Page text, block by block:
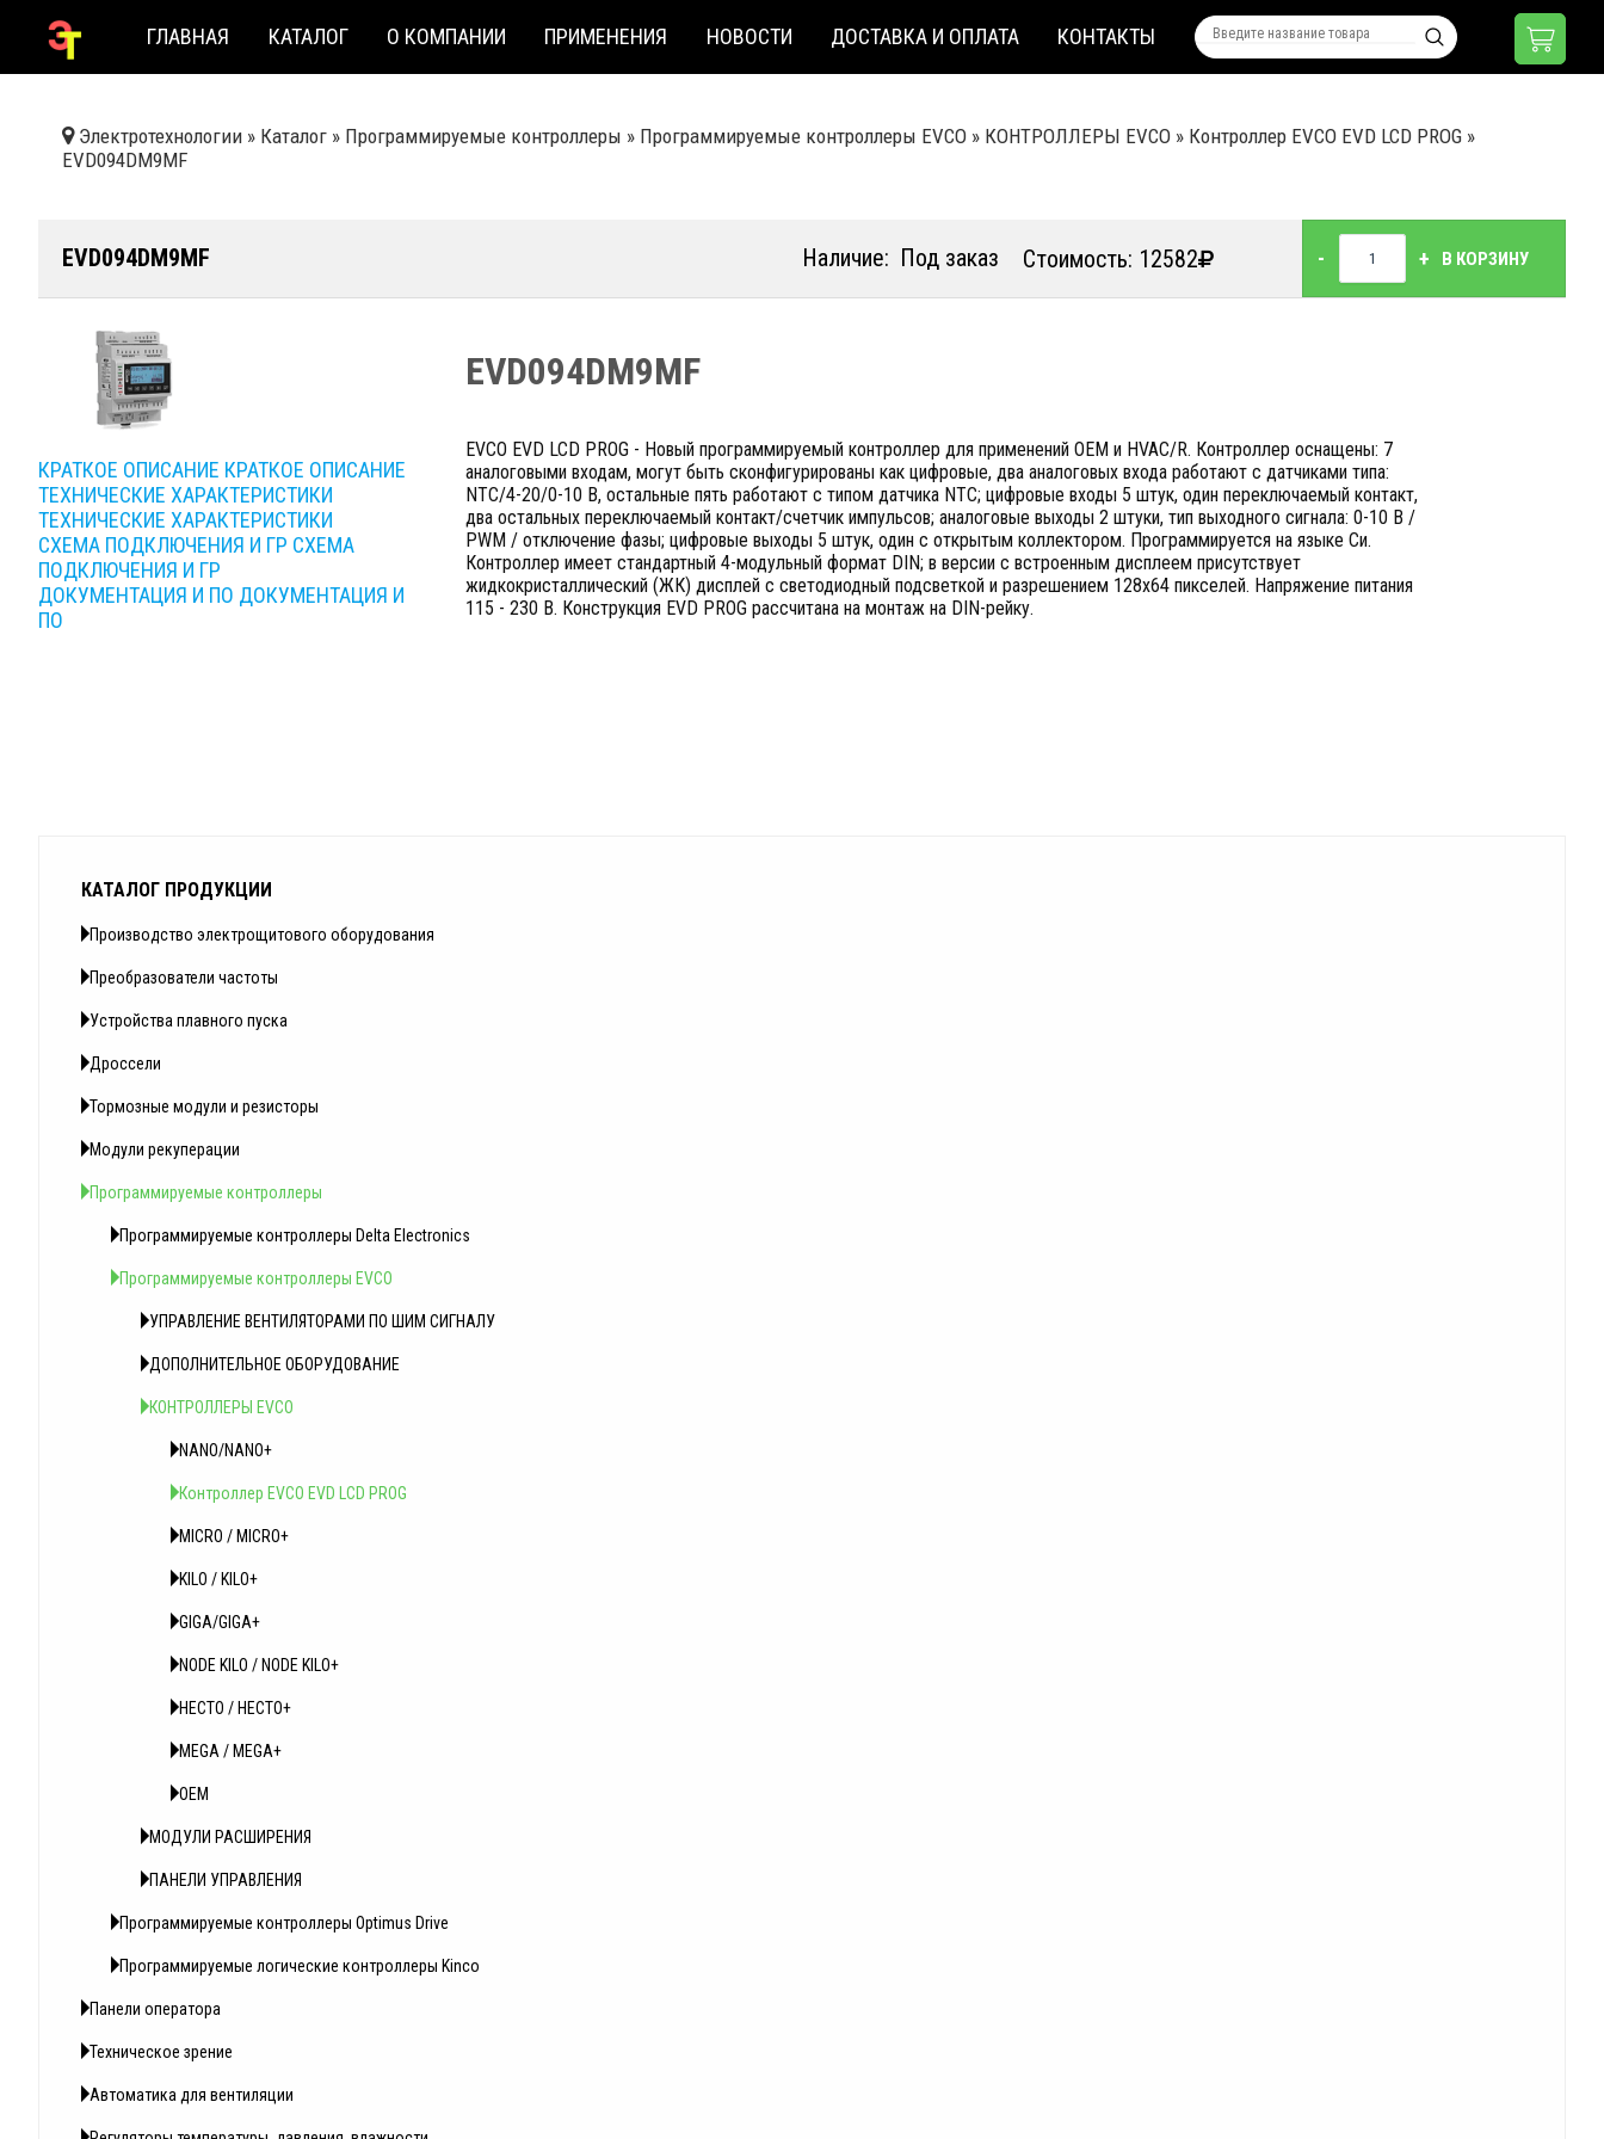
ГЛАВНАЯ КАТАЛОГ О КОМПАНИИ ПРИМЕНЕНИЯ НОВОСТИ ДОСТАВКА И ОПЛАТА КОНТАКТЫ
Электротехнологии » Каталог » Программируемые контроллеры » Программируемые контроллеры EVCO » КОНТРОЛЛЕРЫ EVCO » Контроллер EVCO EVD LCD PROG »
EVD094DM9MF
EVD094DM9MF Наличие: Под заказ Стоимость: 12582 - + В КОРЗИНУ
КРАТКОЕ ОПИСАНИЕ КРАТКОЕ ОПИСАНИЕ
ТЕХНИЧЕСКИЕ ХАРАКТЕРИСТИКИ
ТЕХНИЧЕСКИЕ ХАРАКТЕРИСТИКИ
СХЕМА ПОДКЛЮЧЕНИЯ И ГР СХЕМА
ПОДКЛЮЧЕНИЯ И ГР
ДОКУМЕНТАЦИЯ И ПО ДОКУМЕНТАЦИЯ И
ПО
EVD094DM9MF
EVCO EVD LCD PROG - Новый программируемый контроллер для применений OEM и HVAC/R. Контроллер оснащены: 7
аналоговыми входам, могут быть сконфигурированы как цифровые, два аналоговых входа работают с датчиками типа:
NTC/4-20/0-10 В, остальные пять работают с типом датчика NTC; цифровые входы 5 штук, один переключаемый контакт,
два остальных переключаемый контакт/счетчик импульсов; аналоговые выходы 2 штуки, тип выходного сигнала: 0-10 В /
PWM / отключение фазы; цифровые выходы 5 штук, один с открытым коллектором. Программируется на языке Си.
Контроллер имеет стандартный 4-модульный формат DIN; в версии с встроенным дисплеем присутствует
жидкокристаллический (ЖК) дисплей с светодиодный подсветкой и разрешением 128x64 пикселей. Напряжение питания
115 - 230 В. Конструкция EVD PROG рассчитана на монтаж на DIN-рейку.
КАТАЛОГ ПРОДУКЦИИ
Производство электрощитового оборудования
Преобразователи частоты
Устройства плавного пуска
Дроссели
Тормозные модули и резисторы
Модули рекуперации
Программируемые контроллеры
Программируемые контроллеры Delta Electronics
Программируемые контроллеры EVCO
УПРАВЛЕНИЕ ВЕНТИЛЯТОРАМИ ПО ШИМ СИГНАЛУ
ДОПОЛНИТЕЛЬНОЕ ОБОРУДОВАНИЕ
КОНТРОЛЛЕРЫ EVCO
NANO/NANO+
Контроллер EVCO EVD LCD PROG
MICRO / MICRO+
KILO / KILO+
GIGA/GIGA+
NODE KILO / NODE KILO+
HECTO / HECTO+
MEGA / MEGA+
OEM
МОДУЛИ РАСШИРЕНИЯ
ПАНЕЛИ УПРАВЛЕНИЯ
Программируемые контроллеры Optimus Drive
Программируемые логические контроллеры Kinсo
Панели оператора
Техническое зрение
Автоматика для вентиляции